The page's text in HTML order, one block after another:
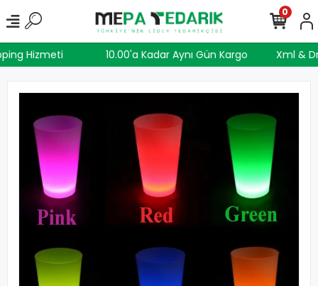
Hizmeti 10.00'a Kadar Aynı Gün Kargo Xml &
0